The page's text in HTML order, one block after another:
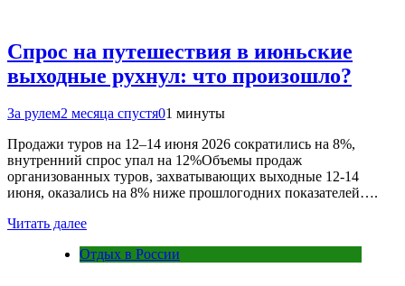
Спрос на путешествия в июньские
выходные рухнул: что произошло?
За рулем2 месяца спустя01 минуты
Продажи туров на 12–14 июня 2026 сократились на 8%,
внутренний спрос упал на 12%Объемы продаж
организованных туров, захватывающих выходные 12-14
июня, оказались на 8% ниже прошлогодних показателей….
Читать далее
Отдых в России